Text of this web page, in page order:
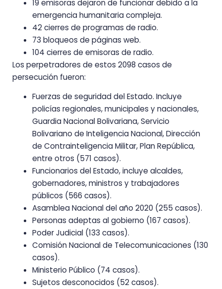
19 emisoras dejaron de funcionar debido a la
emergencia humanitaria compleja.
42 cierres de programas de radio.
73 bloqueos de páginas web.
104 cierres de emisoras de radio.
Los perpetradores de estos 2098 casos de
persecución fueron:
Fuerzas de seguridad del Estado. Incluye
policías regionales, municipales y nacionales,
Guardia Nacional Bolivariana, Servicio
Bolivariano de Inteligencia Nacional, Dirección
de Contrainteligencia Militar, Plan República,
entre otros (571 casos).
Funcionarios del Estado, incluye alcaldes,
gobernadores, ministros y trabajadores
públicos (566 casos).
Asamblea Nacional del año 2020 (255 casos).
Personas adeptas al gobierno (167 casos).
Poder Judicial (133 casos).
Comisión Nacional de Telecomunicaciones (130
casos).
Ministerio Público (74 casos).
Sujetos desconocidos (52 casos).